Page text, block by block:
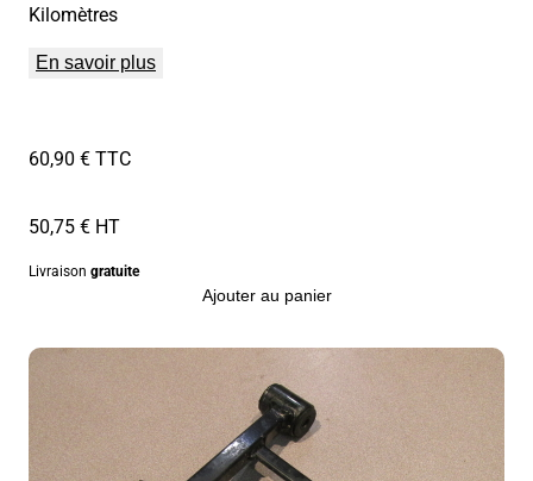
Kilomètres
En savoir plus
60,90 € TTC
50,75 € HT
Livraison gratuite
Ajouter au panier